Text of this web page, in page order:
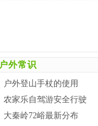
户外常识
户外登山手杖的使用
农家乐自驾游安全行驶
大秦岭72峪最新分布